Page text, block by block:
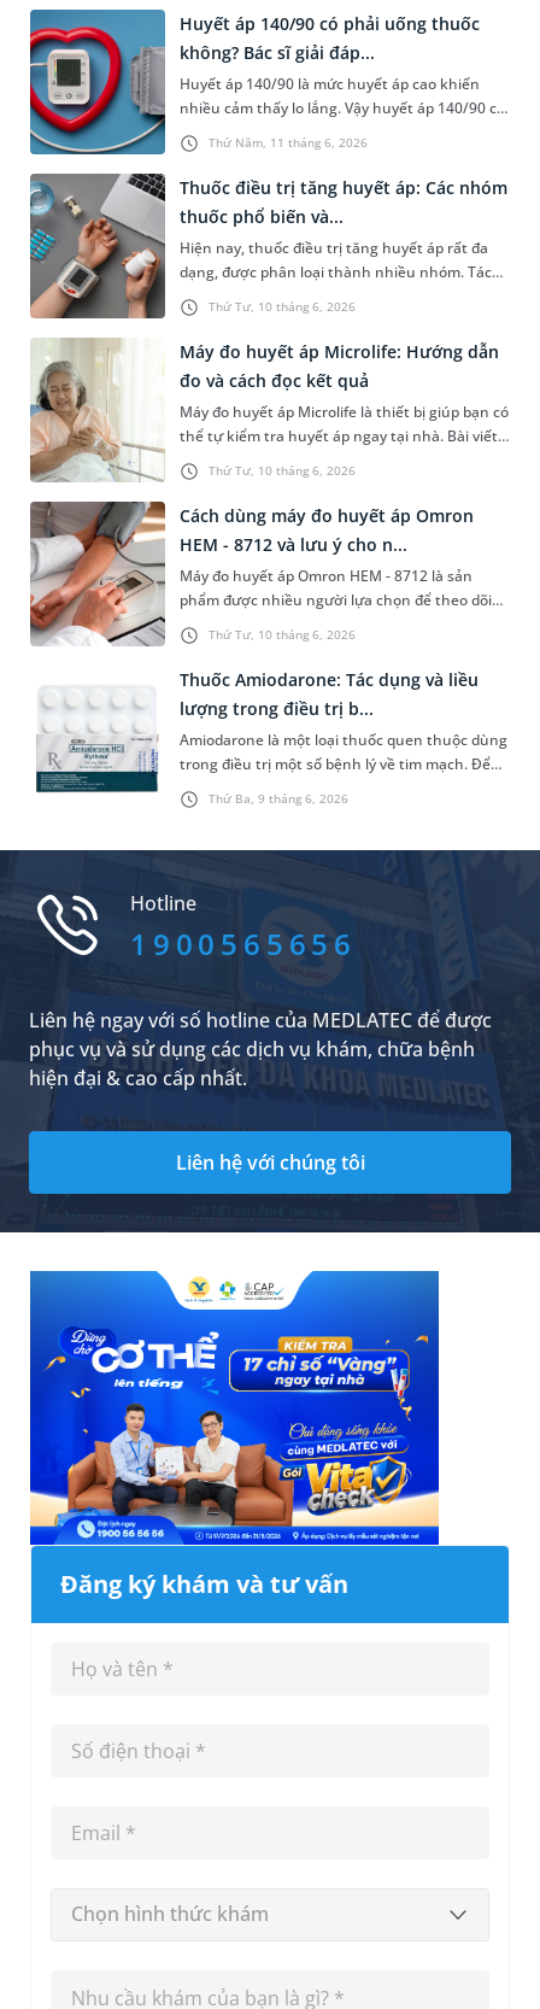
Thứ Năm, 11 tháng 6, 2026
Huyết áp 140/90 có phải uống thuốc
không? Bác sĩ giải đáp...
Huyết áp 140/90 là mức huyết áp cao khiến
nhiều cảm thấy lo lắng. Vậy huyết áp 140/90 có
phải uống thuốc không, mức huyết áp này có
nguy hiểm không và phải xử trí như thế nào?
Nội dung bài viết sau sẽ cung cấp những thông
tin liên quan để người đọc hiểu rõ ý nghĩa của
chỉ số này và biết cần làm gì để bảo vệ tốt cho
sức khỏe.
Thứ Tư, 10 tháng 6, 2026
Thuốc điều trị tăng huyết áp: Các nhóm
thuốc phổ biến và...
Hiện nay, thuốc điều trị tăng huyết áp rất đa
dạng, được phân loại thành nhiều nhóm. Tác
dụng chính của những loại thuốc này là giúp
hạ huyết áp, phòng ngừa các biến chứng nguy
hiểm như đột quỵ, nhồi máu cơ tim, suy tim,
suy thận.
Thứ Tư, 10 tháng 6, 2026
Máy đo huyết áp Microlife: Hướng dẫn
đo và cách đọc kết quả
Máy đo huyết áp Microlife là thiết bị giúp bạn có
thể tự kiểm tra huyết áp ngay tại nhà. Bài viết
dưới đây là hướng dẫn sử dụng loại máy này và
cách đọc kết quả chỉ số huyết áp để hiểu rõ về
tình trạng sức khỏe của mình và xử trí kịp thời
nếu có bất thường.
Thứ Tư, 10 tháng 6, 2026
Cách dùng máy đo huyết áp Omron
HEM - 8712 và lưu ý cho n...
Máy đo huyết áp Omron HEM - 8712 là sản
phẩm được nhiều người lựa chọn để theo dõi
huyết áp bởi nhiều tính năng thuận lợi. Bài viết
sau đây sẽ hướng dẫn bạn dùng máy đúng
cách để có được kết quả chỉ số huyết áp chính
Thứ Ba, 9 tháng 6, 2026
Thuốc Amiodarone: Tác dụng và liều
lượng trong điều trị b...
Amiodarone là một loại thuốc quen thuộc dùng
trong điều trị một số bệnh lý về tim mạch. Để
nắm rõ hơn về tác dụng, chỉ định và liều lượng
khi sử dụng loại thuốc này, bạn đọc có thể
Hotline
1900565656
Liên hệ ngay với số hotline của MEDLATEC để được
phục vụ và sử dụng các dịch vụ khám, chữa bệnh
hiện đại & cao cấp nhất.
Liên hệ với chúng tôi
Đăng ký khám và tư vấn
Chọn hình thức khám